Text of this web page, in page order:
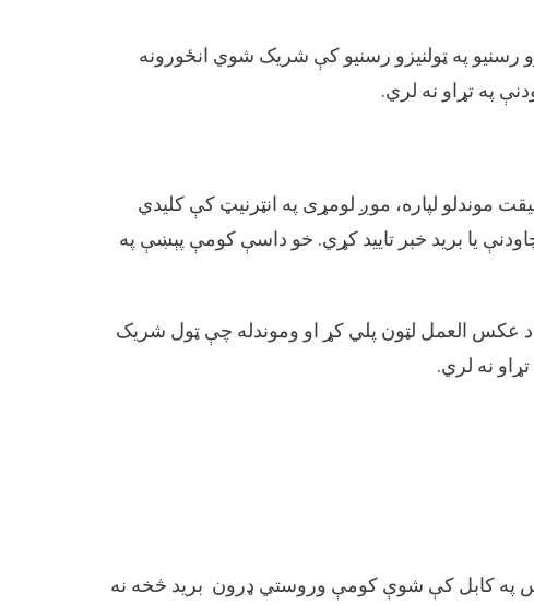
په ټولنیزو رسنیو کې شريک شوي انځورونه
په تړاو نه لري.
موندلو لپاره، موږ لومړی په انټرنیټ کې کلیدي
يا بريد خبر تایید کړي. خو داسې کومې پېښې په
عکس العمل لټون پلي کړ او وموندله چې ټول شریک
نه لري.
په کابل کې شوې کومې وروستي ډرون بريد څخه نه